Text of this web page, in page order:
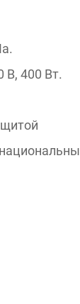
В, 400 Вт.